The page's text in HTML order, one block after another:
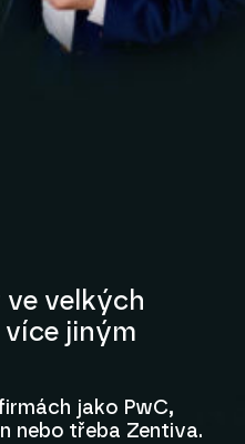
velkých
jiným
jako PwC,
nebo třeba Zentiva.